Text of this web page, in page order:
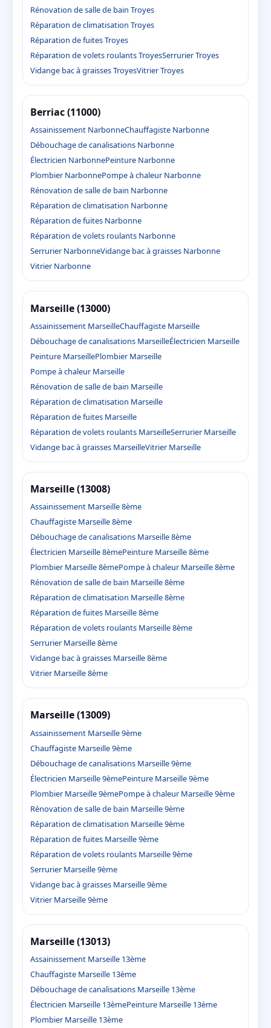
Rénovation de salle de bain Troyes
Réparation de climatisation Troyes
Réparation de fuites Troyes
Réparation de volets roulants TroyesSerrurier Troyes
Vidange bac à graisses TroyesVitrier Troyes
Berriac (11000)
Assainissement NarbonneChauffagiste Narbonne
Débouchage de canalisations Narbonne
Électricien NarbonnePeinture Narbonne
Plombier NarbonnePompe à chaleur Narbonne
Rénovation de salle de bain Narbonne
Réparation de climatisation Narbonne
Réparation de fuites Narbonne
Réparation de volets roulants Narbonne
Serrurier NarbonneVidange bac à graisses Narbonne
Vitrier Narbonne
Marseille (13000)
Assainissement MarseilleChauffagiste Marseille
Débouchage de canalisations MarseilleÉlectricien Marseille
Peinture MarseillePlombier Marseille
Pompe à chaleur Marseille
Rénovation de salle de bain Marseille
Réparation de climatisation Marseille
Réparation de fuites Marseille
Réparation de volets roulants MarseilleSerrurier Marseille
Vidange bac à graisses MarseilleVitrier Marseille
Marseille (13008)
Assainissement Marseille 8ème
Chauffagiste Marseille 8ème
Débouchage de canalisations Marseille 8ème
Électricien Marseille 8èmePeinture Marseille 8ème
Plombier Marseille 8èmePompe à chaleur Marseille 8ème
Rénovation de salle de bain Marseille 8ème
Réparation de climatisation Marseille 8ème
Réparation de fuites Marseille 8ème
Réparation de volets roulants Marseille 8ème
Serrurier Marseille 8ème
Vidange bac à graisses Marseille 8ème
Vitrier Marseille 8ème
Marseille (13009)
Assainissement Marseille 9ème
Chauffagiste Marseille 9ème
Débouchage de canalisations Marseille 9ème
Électricien Marseille 9èmePeinture Marseille 9ème
Plombier Marseille 9èmePompe à chaleur Marseille 9ème
Rénovation de salle de bain Marseille 9ème
Réparation de climatisation Marseille 9ème
Réparation de fuites Marseille 9ème
Réparation de volets roulants Marseille 9ème
Serrurier Marseille 9ème
Vidange bac à graisses Marseille 9ème
Vitrier Marseille 9ème
Marseille (13013)
Assainissement Marseille 13ème
Chauffagiste Marseille 13ème
Débouchage de canalisations Marseille 13ème
Électricien Marseille 13èmePeinture Marseille 13ème
Plombier Marseille 13ème